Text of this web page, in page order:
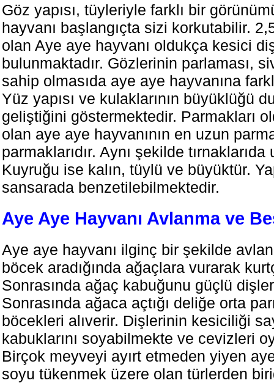
Göz yapısı, tüyleriyle farklı bir
hayvanı başlangıçta sizi korkutabilir.
olan Aye aye hayvanı oldukça kesici
bulunmaktadır. Gözlerinin parlaması,
sahip olmasıda aye aye hayvanına
Yüz yapısı ve kulaklarının büyüklüğü
geliştiğini göstermektedir. Parmakları
olan aye aye hayvanının en uzun
parmaklarıdır. Aynı şekilde tırnaklarıda
Kuyruğu ise kalın, tüylü ve büyüktür.
sansarada benzetilebilmektedir.
Aye Aye Hayvanı Avlanma ve
Aye aye hayvanı ilginç bir şekilde
böcek aradığında ağaçlara vurarak
Sonrasında ağaç kabuğunu güçlü
Sonrasında ağaca açtığı deliğe orta
böcekleri alıverir. Dişlerinin kesiciliği
kabuklarını soyabilmekte ve cevizleri
Birçok meyveyi ayırt etmeden yiyen
soyu tükenmek üzere olan türlerden